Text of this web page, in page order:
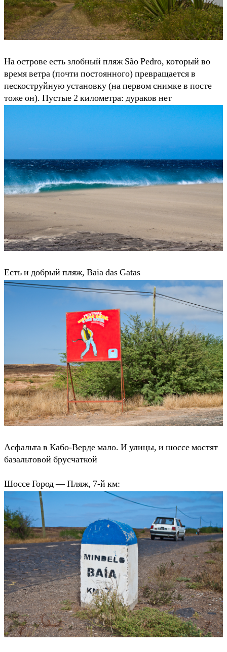
На острове есть злобный пляж São Pedro, который во
время ветра (почти постоянного) превращается в
пескоструйную установку (на первом снимке в посте
тоже он). Пустые 2 километра: дураков нет
Есть и добрый пляж, Baia das Gatas
Асфальта в Кабо-Верде мало. И улицы, и шоссе мостят
базальтовой брусчаткой
Шоссе Город — Пляж, 7-й км: